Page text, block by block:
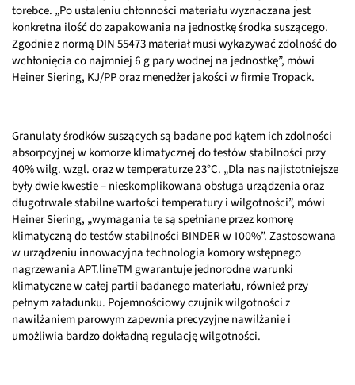
torebce. „Po ustaleniu chłonności materiału wyznaczana jest
konkretna ilość do zapakowania na jednostkę środka suszącego.
Zgodnie z normą DIN 55473 materiał musi wykazywać zdolność do
wchłonięcia co najmniej 6 g pary wodnej na jednostkę”, mówi
Heiner Siering, KJ/PP oraz menedżer jakości w firmie Tropack.
Granulaty środków suszących są badane pod kątem ich zdolności
absorpcyjnej w komorze klimatycznej do testów stabilności przy
40% wilg. wzgl. oraz w temperaturze 23°C. „Dla nas najistotniejsze
były dwie kwestie – nieskomplikowana obsługa urządzenia oraz
długotrwale stabilne wartości temperatury i wilgotności”, mówi
Heiner Siering, „wymagania te są spełniane przez komorę
klimatyczną do testów stabilności BINDER w 100%”. Zastosowana
w urządzeniu innowacyjna technologia komory wstępnego
nagrzewania APT.lineTM gwarantuje jednorodne warunki
klimatyczne w całej partii badanego materiału, również przy
pełnym załadunku. Pojemnościowy czujnik wilgotności z
nawilżaniem parowym zapewnia precyzyjne nawilżanie i
umożliwia bardzo dokładną regulację wilgotności.